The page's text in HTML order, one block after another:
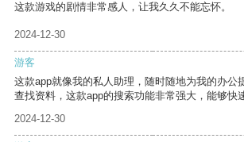
这款游戏的剧情非常感人，让我久久不能忘怀。
2024-12-30
游客
这款app就像我的私人助理，随时随地为我的办公
查找资料，这款app的搜索功能非常强大，能够快
2024-12-30